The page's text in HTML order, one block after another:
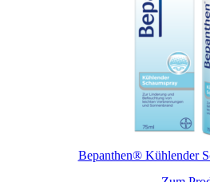
Bepanthen® Kühlender